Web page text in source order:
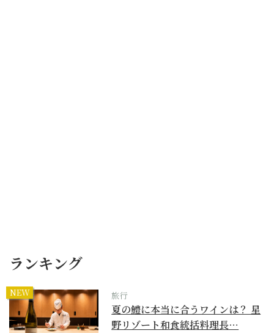
ランキング
NEW 旅行
夏の鱧に本当に合うワインは？ 星
野リゾート和食統括料理長…